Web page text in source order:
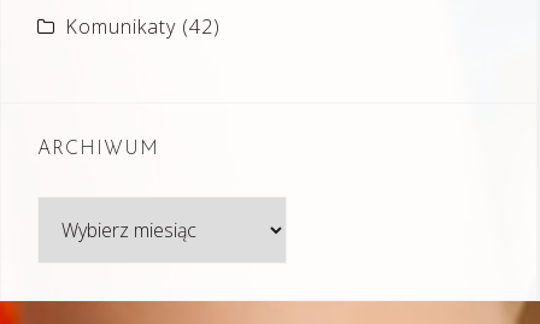
Komunikaty (42)
ARCHIWUM